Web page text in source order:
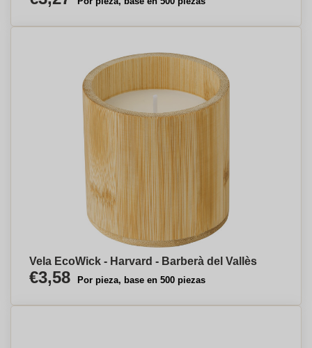
Vela EcoWick - Harvard - Barberà del Vallès
€3,58 Por pieza, base en 500 piezas